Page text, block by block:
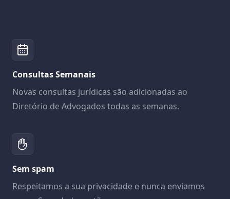
Consultas Semanais
Novas consultas jurídicas são adicionadas ao
Diretório de Advogados todas as semanas.
Sem spam
Respeitamos a sua privacidade e nunca enviamos